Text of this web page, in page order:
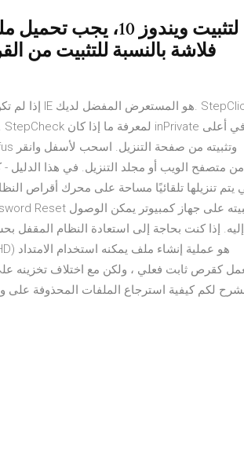
فلاشة بالنسبة للتثبيت من
إليه. إذا كنت بحاجة إلى استعادة النظام المقفل